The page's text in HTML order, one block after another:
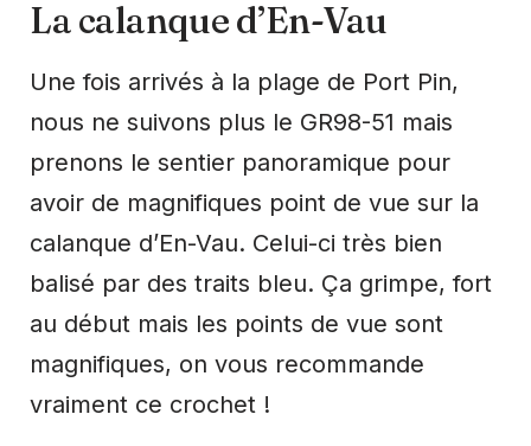
La calanque d’En-Vau
Une fois arrivés à la plage de Port Pin,
nous ne suivons plus le GR98-51 mais
prenons le sentier panoramique pour
avoir de magnifiques point de vue sur la
calanque d’En-Vau. Celui-ci très bien
balisé par des traits bleu. Ça grimpe, fort
au début mais les points de vue sont
magnifiques, on vous recommande
vraiment ce crochet !